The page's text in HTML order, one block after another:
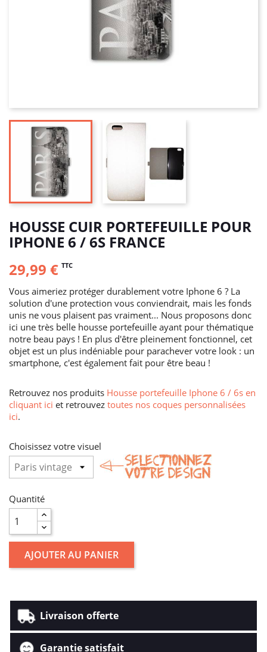
HOUSSE CUIR PORTEFEUILLE POUR
IPHONE 6 / 6S FRANCE
29,99 € TTC
Vous aimeriez protéger durablement votre Iphone 6 ? La
solution d'une protection vous conviendrait, mais les fonds
unis ne vous plaisent pas vraiment... Nous proposons donc
ici une très belle housse portefeuille ayant pour thématique
notre beau pays ! En plus d'être pleinement fonctionnel, cet
objet est un plus indéniable pour parachever votre look : un
smartphone, c'est également fait pour être beau !
Retrouvez nos produits Housse portefeuille Iphone 6 / 6s en
cliquant ici et retrouvez toutes nos coques personnalisées
ici.
Choisissez votre visuel
Quantité
AJOUTER AU PANIER
Livraison offerte
Garantie satisfait